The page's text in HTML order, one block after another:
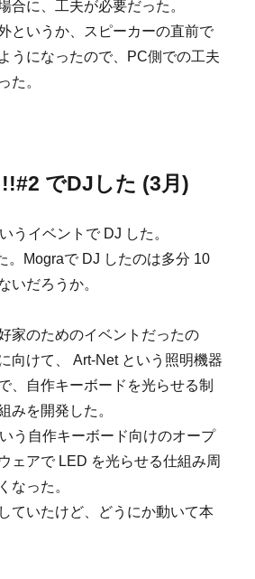
合に、工夫が必要だった。
というか、スピーカーの直前で
うになったので、PC側での工夫
た。
でDJした (3月)
うイベントで DJ した。
。Mograで DJ したのは多分 10
いだろうか。
家のためのイベントだったの
向けて、 Art-Net という照明機器
、自作キーボードを光らせる制
みを開発した。
う自作キーボード向けのオープ
ェアで LED を光らせる仕組み周
なった。
ていたけど、どうにか動いて本